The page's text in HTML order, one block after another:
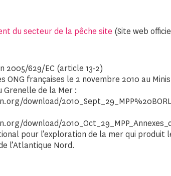
du secteur de la pêche site (Site web
2005/629/EC (article 13-2)
françaises le 2 novembre 2010 au
Grenelle de la Mer :
download/
download/
pour l’exploration de la mer qui produit
l’Atlantique Nord.